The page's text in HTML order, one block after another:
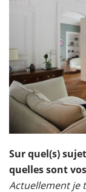
Sur quel(s)
quelles sont
Actuellement je